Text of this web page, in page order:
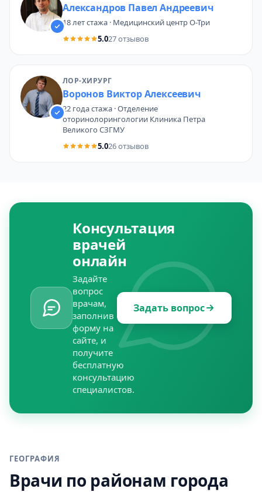
Александров Павел Андреевич
18 лет стажа · Медицинский центр О-Три
5.027 отзывов
ЛОР-ХИРУРГ
Воронов Виктор Алексеевич
22 года стажа · Отделение
оторинолорингологии Клиника Петра
Великого СЗГМУ
5.026 отзывов
Консультация
врачей
онлайн
Задайте
вопрос
врачам,
заполнив
форму на
сайте, и
получите
бесплатную
консультацию
специалистов.
Задать вопрос
ГЕОГРАФИЯ
Врачи по районам города